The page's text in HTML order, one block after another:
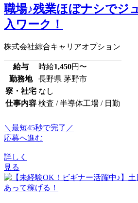
職場♪残業ほぼナシでジ
入ワーク！
株式会社綜合キャリアオプション
給与 時給1,450円〜
勤務地
長野県 茅野市
寮・社宅 なし
仕事内容 検査 / 半導体工場 / 日勤
＼最短45秒で完了／
応募へ進む
詳しく
見る